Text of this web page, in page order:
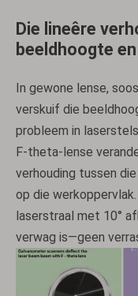
Die lineêre
beeldhoogte
In gewone lense,
verskuif die
probleem in
F-theta-lense
verhouding tussen
op die
laserstraal met 10°
verwag is—geen